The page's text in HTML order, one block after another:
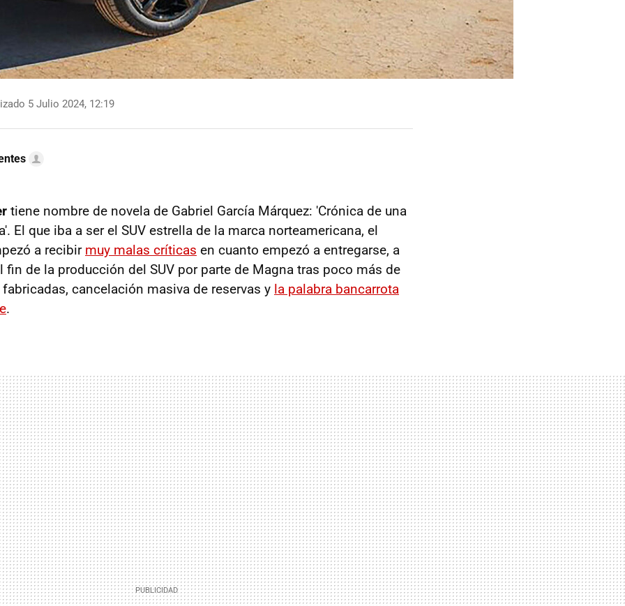
5 Julio 2024, 12:19
tiene nombre de novela de Gabriel García Márquez: 'Crónica de una
El que iba a ser el SUV estrella de la marca norteamericana, el
a recibir muy malas críticas en cuanto empezó a entregarse, a
fin de la producción del SUV por parte de Magna tras poco más de
cancelación masiva de reservas y la palabra bancarrota
.